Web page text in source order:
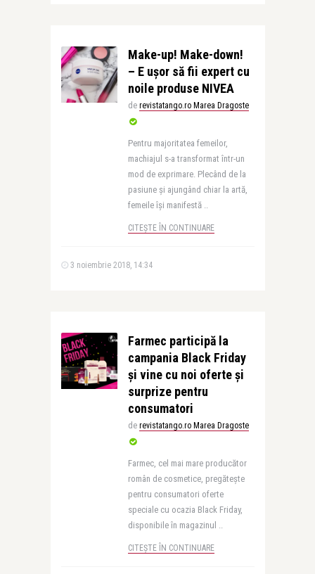
Make-up! Make-down!
– E ușor să fii expert cu
noile produse NIVEA
de revistatango.ro Marea Dragoste
Pentru majoritatea femeilor,
machiajul s-a transformat într-un
mod de exprimare. Plecând de la
pasiune și ajungând chiar la artă,
femeile își manifestă ..
CITEȘTE ÎN CONTINUARE
3 noiembrie 2018, 14:34
Farmec participă la
campania Black Friday
și vine cu noi oferte și
surprize pentru
consumatori
de revistatango.ro Marea Dragoste
Farmec, cel mai mare producător
român de cosmetice, pregătește
pentru consumatori oferte
speciale cu ocazia Black Friday,
disponibile în magazinul ..
CITEȘTE ÎN CONTINUARE